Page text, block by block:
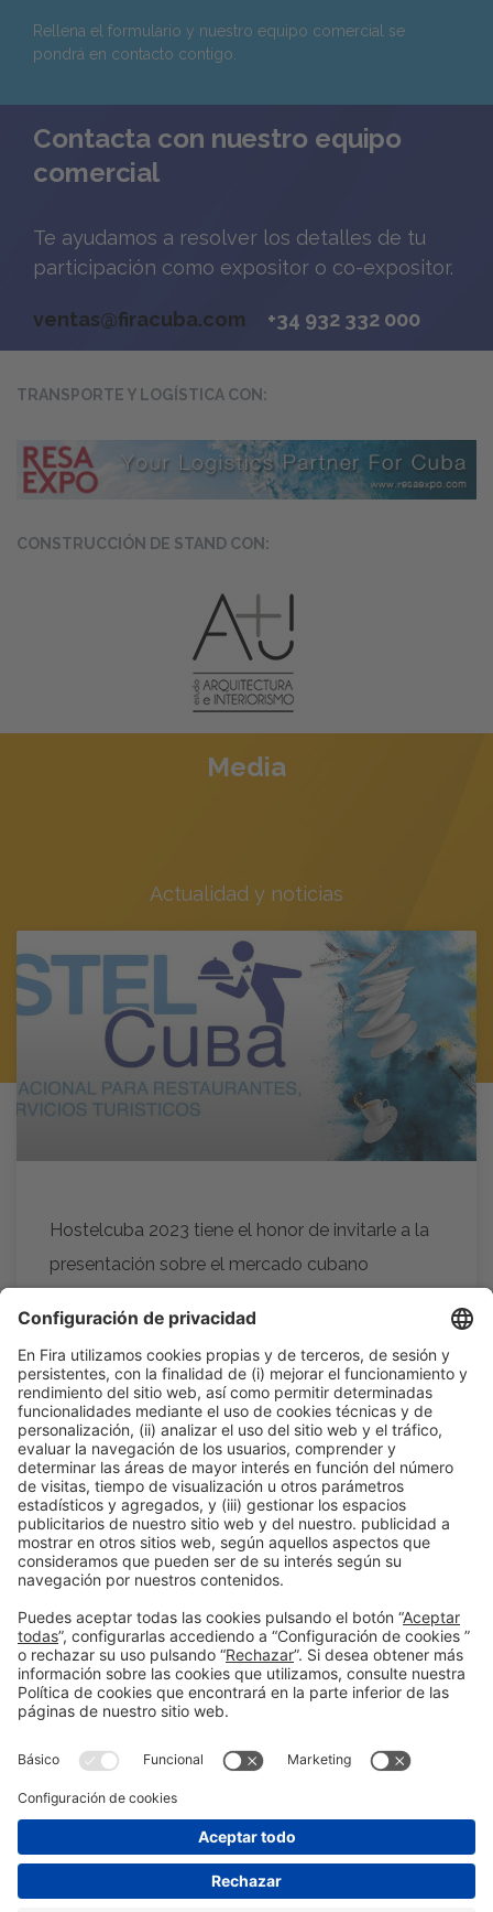
Rellena el formulario y nuestro equipo comercial se
pondrá en contacto contigo.
Contacta con nuestro equipo
comercial
Te ayudamos a resolver los detalles de tu
participación como expositor o co-expositor.
ventas@firacuba.com +34 932 332 000
TRANSPORTE Y LOGÍSTICA CON:
CONSTRUCCIÓN DE STAND CON:
Media
Actualidad y noticias
Hostelcuba 2023 tiene el honor de invitarle a la
presentación sobre el mercado cubano
AUSPICIADO POR:
ORGANIZADO POR:
Información general Aviso legalPolítica de privacidad
#HOSTELCUBA
en las redes sociales